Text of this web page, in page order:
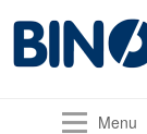
Menu